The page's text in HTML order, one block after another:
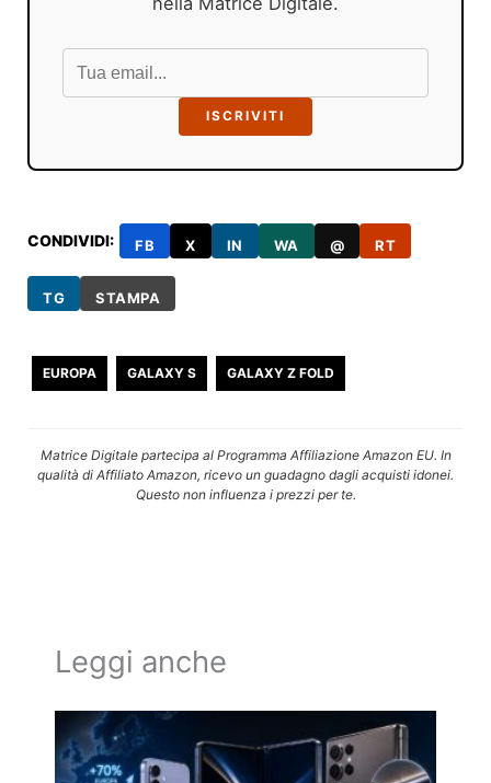
ISCRIVITI
CONDIVIDI: FB X IN WA @ RT
TG STAMPA
EUROPA GALAXY S GALAXY Z FOLD
Matrice Digitale partecipa al Programma Affiliazione Amazon EU. In
qualità di Affiliato Amazon, ricevo un guadagno dagli acquisti idonei.
Questo non influenza i prezzi per te.
Leggi anche